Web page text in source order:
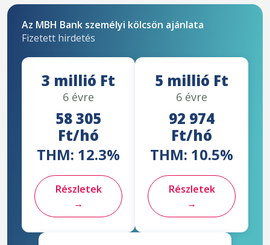
Az MBH Bank személyi kölcsön ajánlata
Fizetett hirdetés
3 millió Ft
6 évre
58 305
Ft/hó
THM: 12.3%
Részletek
→
5 millió Ft
6 évre
92 974
Ft/hó
THM: 10.5%
Részletek
→